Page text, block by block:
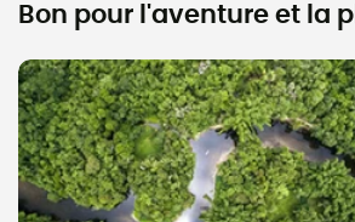
Bon pour l'aventure et la